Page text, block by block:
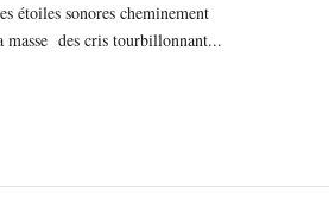
étoiles sonores cheminement
masse des cris tourbillonnant...